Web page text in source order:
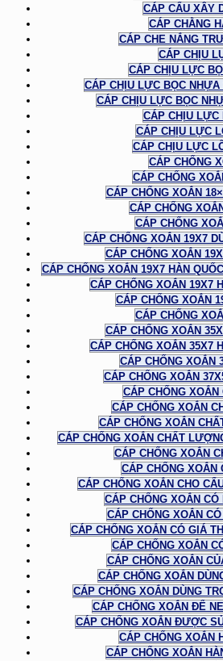
CÁP CẨU XÂY
CÁP CHẰNG
CÁP CHE NẮNG
CÁP CHỊU
CÁP CHỊU LỰC
CÁP CHỊU LỰC BỌC
CÁP CHỊU LỰC BỌC
CÁP CHỊU LỰC
CÁP CHỊU LỰC
CÁP CHỊU LỰC
CÁP CHỐNG
CÁP CHỐNG
CÁP CHỐNG XOẮN
CÁP CHỐNG
CÁP CHỐNG
CÁP CHỐNG XOẮN 19X7
CÁP CHỐNG XOẮN
CÁP CHỐNG XOẮN 19X7 HÀN
CÁP CHỐNG XOẮN 19X7
CÁP CHỐNG XOẮN
CÁP CHỐNG
CÁP CHỐNG XOẮN
CÁP CHỐNG XOẮN 35X7
CÁP CHỐNG XOẮN
CÁP CHỐNG XOẮN
CÁP CHỐNG XOẮN
CÁP CHỐNG XOẮN
CÁP CHỐNG XOẮN
CÁP CHỐNG XOẮN CHẤT
CÁP CHỐNG XOẮN
CÁP CHỐNG XOẮN
CÁP CHỐNG XOẮN CHO
CÁP CHỐNG XOẮN
CÁP CHỐNG XOẮN
CÁP CHỐNG XOẮN CÓ GIÁ
CÁP CHỐNG XOẮN
CÁP CHỐNG XOẮN
CÁP CHỐNG XOẮN
CÁP CHỐNG XOẮN DÙNG
CÁP CHỐNG XOẮN ĐỂ
CÁP CHỐNG XOẮN ĐƯỢC
CÁP CHỐNG XOẮN
CÁP CHỐNG XOẮN